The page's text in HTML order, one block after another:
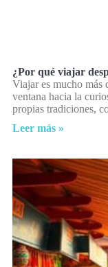
¿Por qué viajar
Viajar es mucho más
ventana hacia la
propias tradiciones,
Leer más »